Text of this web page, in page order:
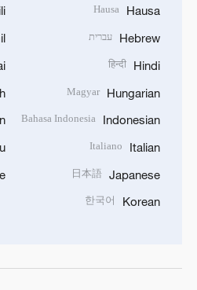
Hausa
Hausa
Hebrew עברית
Hindi
हिन्दी
Hungarian
Magyar
Indonesian
Bahasa Indonesia
Italian
Italiano
Japanese
日本語
Korean
한국어